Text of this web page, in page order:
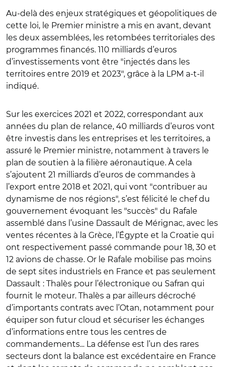
Au-delà des enjeux stratégiques et géopolitiques de
cette loi, le Premier ministre a mis en avant, devant
les deux assemblées, les retombées territoriales des
programmes financés. 110 milliards d’euros
d’investissements vont être "injectés dans les
territoires entre 2019 et 2023", grâce à la LPM a-t-il
indiqué.
Sur les exercices 2021 et 2022, correspondant aux
années du plan de relance, 40 milliards d’euros vont
être investis dans les entreprises et les territoires, a
assuré le Premier ministre, notamment à travers le
plan de soutien à la filière aéronautique. À cela
s’ajoutent 21 milliards d’euros de commandes à
l’export entre 2018 et 2021, qui vont "contribuer au
dynamisme de nos régions", s’est félicité le chef du
gouvernement évoquant les "succès" du Rafale
assemblé dans l’usine Dassault de Mérignac, avec les
ventes récentes à la Grèce, l’Égypte et la Croatie qui
ont respectivement passé commande pour 18, 30 et
12 avions de chasse. Or le Rafale mobilise pas moins
de sept sites industriels en France et pas seulement
Dassault : Thalès pour l’électronique ou Safran qui
fournit le moteur. Thalès a par ailleurs décroché
d’importants contrats avec l’Otan, notamment pour
équiper son futur cloud et sécuriser les échanges
d’informations entre tous les centres de
commandements... La défense est l’un des rares
secteurs dont la balance est excédentaire en France